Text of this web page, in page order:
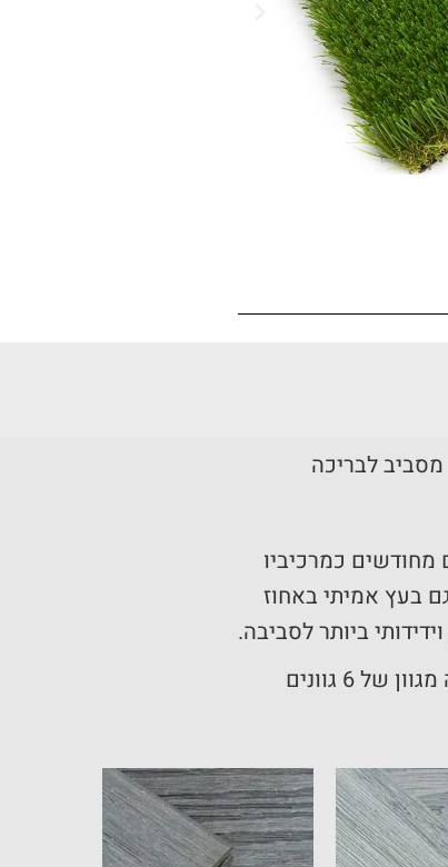
לבריכה
מחודשים כמרכיביו
בעץ אמיתי באחוז
ביותר לסביבה.
סדרת הדקים של פשוט ירוק ניתנים להתקנה באופן קל ופשוט ומציעה מגוון של 6 גוונים